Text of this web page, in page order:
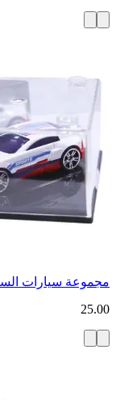
مجموعة سيارات
25.00